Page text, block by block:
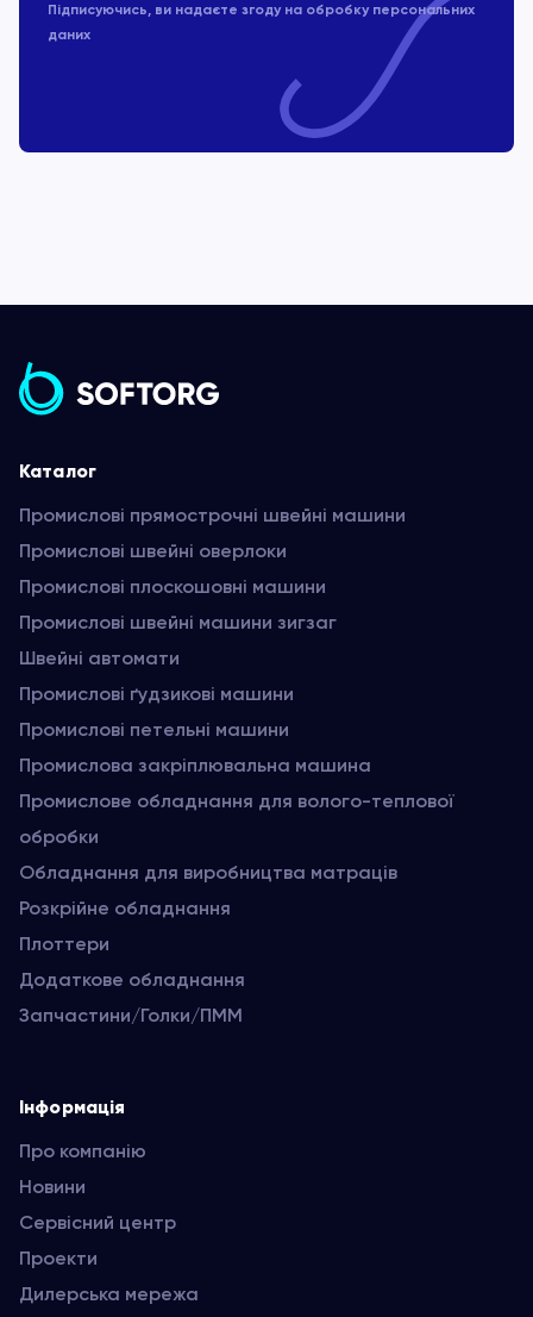
Підписуючись, ви надаєте згоду на обробку персональних
даних
Каталог
Промислові прямострочні швейні машини
Промислові швейні оверлоки
Промислові плоскошовні машини
Промислові швейні машини зигзаг
Швейні автомати
Промислові ґудзикові машини
Промислові петельні машини
Промислова закріплювальна машина
Промислове обладнання для волого-теплової
обробки
Обладнання для виробництва матраців
Розкрійне обладнання
Плоттери
Додаткове обладнання
Запчастини/Голки/ПММ
Інформація
Про компанію
Новини
Сервісний центр
Проекти
Дилерська мережа